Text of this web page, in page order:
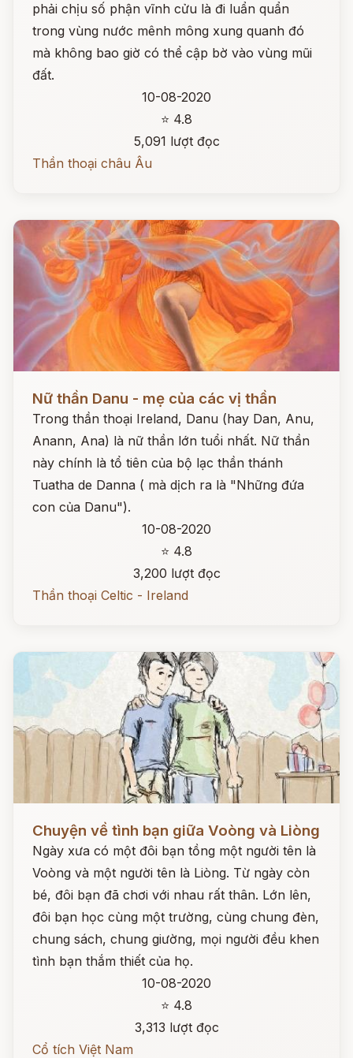
phải chịu số phận vĩnh cửu là đi luẩn quẩn
trong vùng nước mênh mông xung quanh đó
mà không bao giờ có thể cập bờ vào vùng mũi
đất.
10-08-2020
⭐ 4.8
5,091 lượt đọc
Thần thoại châu Âu
Nữ thần Danu - mẹ của các vị thần
Trong thần thoại Ireland, Danu (hay Dan, Anu,
Anann, Ana) là nữ thần lớn tuổi nhất. Nữ thần
này chính là tổ tiên của bộ lạc thần thánh
Tuatha de Danna ( mà dịch ra là "Những đứa
con của Danu").
10-08-2020
⭐ 4.8
3,200 lượt đọc
Thần thoại Celtic - Ireland
Chuyện về tình bạn giữa Voòng và Liòng
Ngày xưa có một đôi bạn tồng một người tên là
Voòng và một người tên là Liòng. Từ ngày còn
bé, đôi bạn đã chơi với nhau rất thân. Lớn lên,
đôi bạn học cùng một trường, cùng chung đèn,
chung sách, chung giường, mọi người đều khen
tình bạn thắm thiết của họ.
10-08-2020
⭐ 4.8
3,313 lượt đọc
Cổ tích Việt Nam